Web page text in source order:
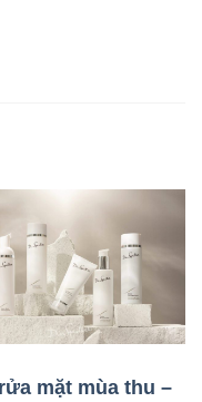
mặt mùa thu –